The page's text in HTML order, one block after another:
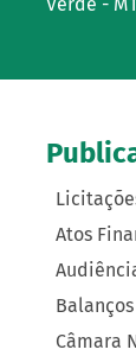
Atos
Balanços
Câmara